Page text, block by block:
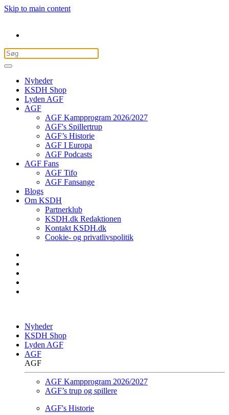
Skip to main content
Nyheder
KSDH Shop
Lyden AGF
AGF
AGF Kampprogram 2026/2027
AGF's Spillertrup
AGF’s Historie
AGF I Europa
AGF Podcasts
AGF Fans
AGF Tifo
AGF Fansange
Blogs
Om KSDH
Partnerklub
KSDH.dk Redaktionen
Kontakt KSDH.dk
Cookie- og privatlivspolitik
Nyheder
KSDH Shop
Lyden AGF
AGF
AGF
AGF Kampprogram 2026/2027
AGF’s trup og spillere
AGF's Historie